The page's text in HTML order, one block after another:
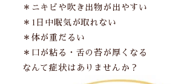
＊ニキビや吹き出物が出やすい
＊1日中眠気が取れない
＊体が重だるい
＊口が粘る・舌の苔が厚くなる
なんて症状はありませんか？